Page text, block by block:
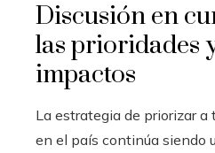
Discusión en
las prioridades
impactos
La estrategia de priorizar a
en el país continúa siendo